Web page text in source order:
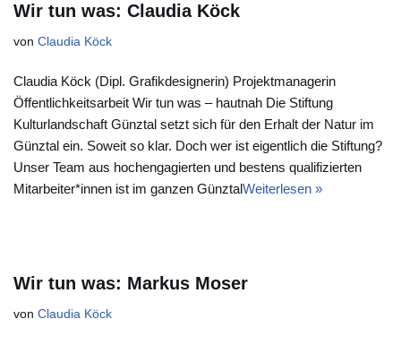
Wir tun was: Claudia Köck
von Claudia Köck
Claudia Köck (Dipl. Grafikdesignerin) Projektmanagerin
Öffentlichkeitsarbeit Wir tun was – hautnah Die Stiftung
Kulturlandschaft Günztal setzt sich für den Erhalt der Natur im
Günztal ein. Soweit so klar. Doch wer ist eigentlich die Stiftung?
Unser Team aus hochengagierten und bestens qualifizierten
Mitarbeiter*innen ist im ganzen GünztalWeiterlesen »
Wir tun was: Markus Moser
von Claudia Köck